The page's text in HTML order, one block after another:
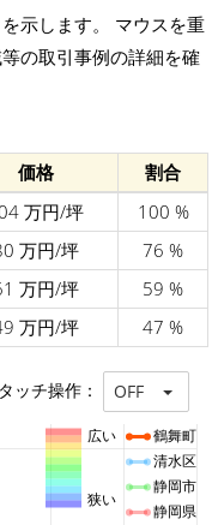
示します。 マウスを重
の取引事例の詳細を確
価格
割合
万円/坪
100 %
万円/坪
76 %
万円/坪
59 %
万円/坪 47 %
ッチ操作： OFF
鶴舞町
清水区
静岡市
静岡県
広い
狭い